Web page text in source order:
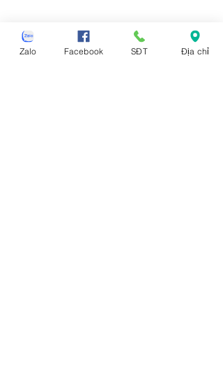
Zalo Facebook SĐT Địa chỉ